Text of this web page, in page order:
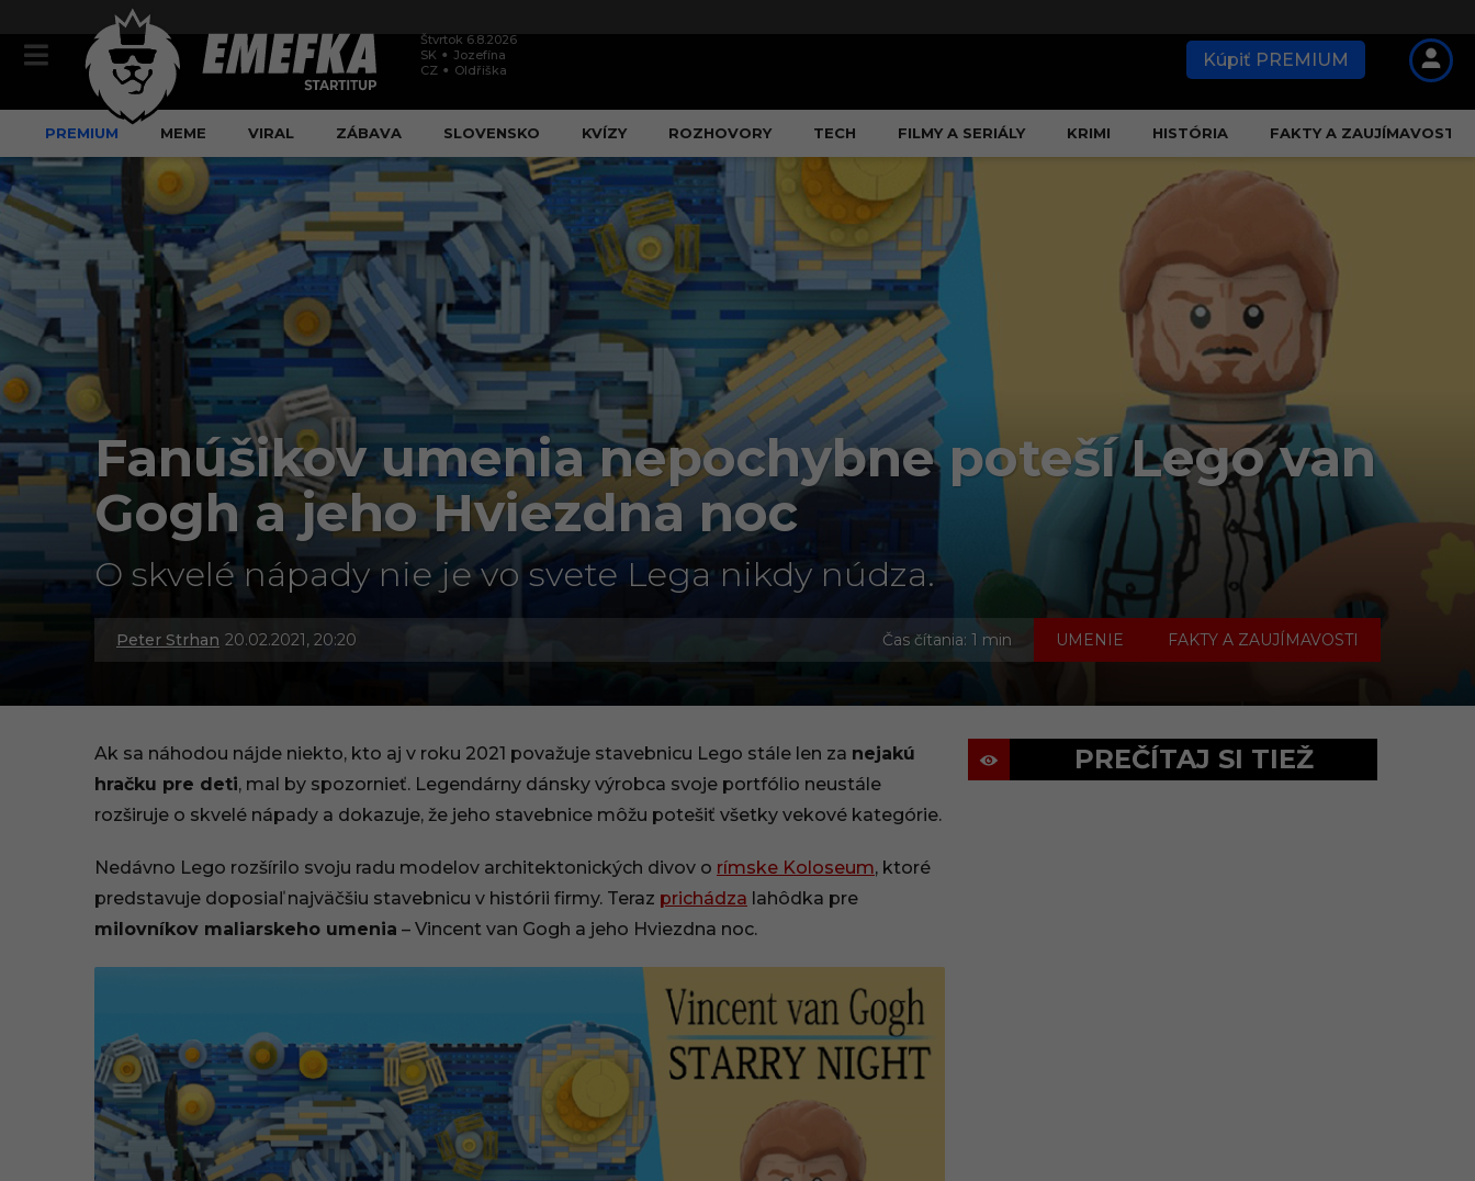
Štvrtok 6.8.2026
SK
Jozefína
CZ
Oldřiška Kúpiť PREMIUM
PREMIUM MEME VIRAL ZÁBAVA SLOVENSKO KVÍZY ROZHOVORY TECH FILMY A SERIÁLY KRIMI HISTÓRIA FAKTY A ZAUJÍMAVOSTI
Fanúšikov umenia nepochybne poteší Lego van
Gogh a jeho Hviezdna noc
O skvelé nápady nie je vo svete Lega nikdy núdza.
Peter Strhan 20.02.2021, 20:20
3
0
9
2
,
1
2
Čas čítania: 1 min UMENIE FAKTY A ZAUJÍMAVOSTI
Ak sa náhodou nájde niekto, kto aj v roku 2021 považuje stavebnicu Lego stále len za nejakú
hračku pre deti, mal by spozornieť. Legendárny dánsky výrobca svoje portfólio neustále
rozširuje o skvelé nápady a dokazuje, že jeho stavebnice môžu potešiť všetky vekové kategórie.
Nedávno Lego rozšírilo svoju radu modelov architektonických divov o rímske Koloseum, ktoré
predstavuje doposiaľ najväčšiu stavebnicu v histórii firmy. Teraz prichádza lahôdka pre
milovníkov maliarskeho umenia – Vincent van Gogh a jeho Hviezdna noc.
PREČÍTAJ SI TIEŽ